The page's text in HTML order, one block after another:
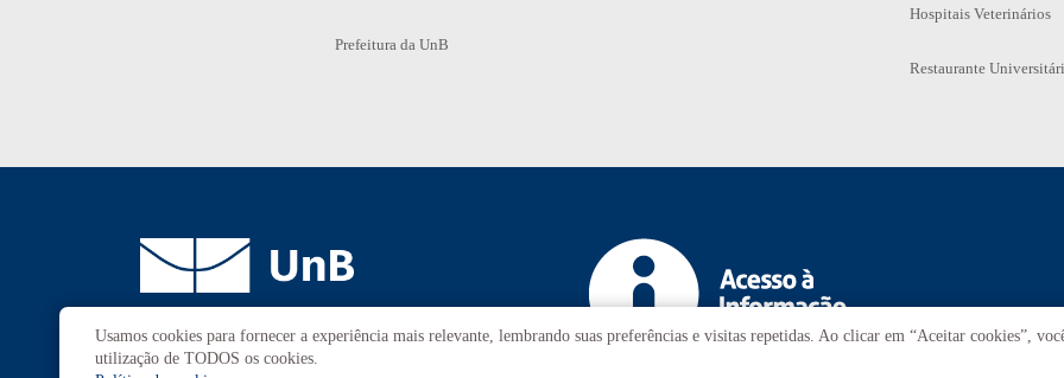
Prefeitura da UnB
Hospitais Veterinários
Restaurante
Campus Universitário Darcy Ribeiro
Brasília-DF | CEP 70910-900
Usamos cookies para fornecer a experiência mais relevante, lembrando suas preferências e visitas repetidas. Ao clicar em “Aceitar cookies”,
utilização de TODOS os cookies.